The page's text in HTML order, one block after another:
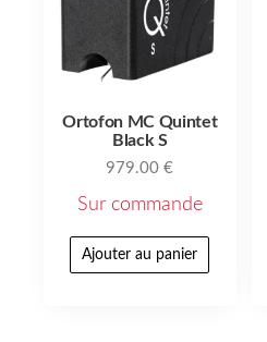
Ortofon MC Quintet
Black S
979.00€
Sur commande
Ajouter au panier